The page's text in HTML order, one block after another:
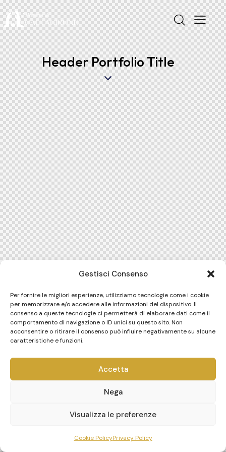
Gestisci Consenso
Per fornire le migliori esperienze, utilizziamo tecnologie come i cookie
per memorizzare e/o accedere alle informazioni del dispositivo. Il
consenso a queste tecnologie ci permetterà di elaborare dati come il
comportamento di navigazione o ID unici su questo sito. Non
acconsentire o ritirare il consenso può influire negativamente su alcune
caratteristiche e funzioni.
Accetta
Nega
Visualizza le preferenze
Cookie PolicyPrivacy Policy
Header Portfolio Title